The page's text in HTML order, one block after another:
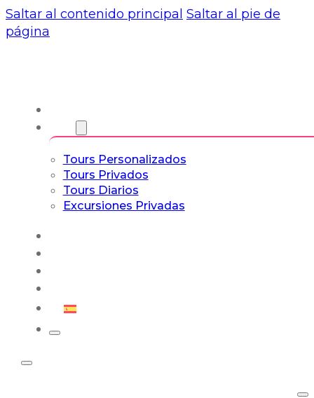
Saltar al contenido principal Saltar al pie de
página
Tours Personalizados
Tours Privados
Tours Diarios
Excursiones Privadas